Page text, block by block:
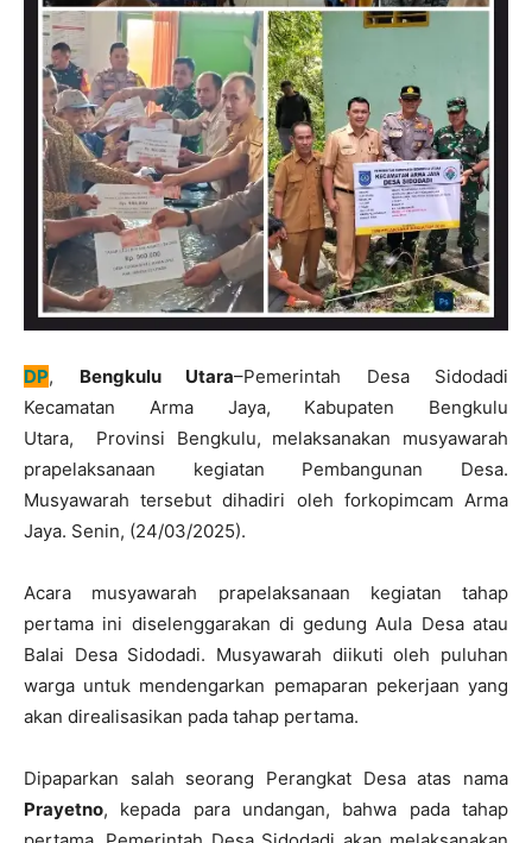
DP, Bengkulu Utara–Pemerintah Desa Sidodadi
Kecamatan Arma Jaya, Kabupaten Bengkulu
Utara, Provinsi Bengkulu, melaksanakan musyawarah
prapelaksanaan kegiatan Pembangunan Desa.
Musyawarah tersebut dihadiri oleh forkopimcam Arma
Jaya. Senin, (24/03/2025).
Acara musyawarah prapelaksanaan kegiatan tahap
pertama ini diselenggarakan di gedung Aula Desa atau
Balai Desa Sidodadi. Musyawarah diikuti oleh puluhan
warga untuk mendengarkan pemaparan pekerjaan yang
akan direalisasikan pada tahap pertama.
Dipaparkan salah seorang Perangkat Desa atas nama
Prayetno, kepada para undangan, bahwa pada tahap